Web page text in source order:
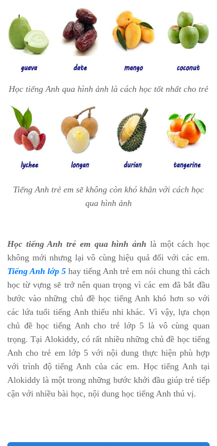
Học tiếng Anh qua hình ảnh là cách học tốt nhất cho trẻ
Tiếng Anh trẻ em sẽ không còn khó khăn với cách học
qua hình ảnh
Học tiếng Anh trẻ em qua hình ảnh là một cách học
không mới nhưng lại vô cùng hiệu quả đối với các em.
Tiếng Anh lớp 5 hay tiếng Anh trẻ em nói chung thì cách
học từ vựng sẽ trở nên quan trọng vì các em đã bắt đầu
bước vào những chủ đề học tiếng Anh khó hơn so với
các lứa tuổi tiếng Anh thiếu nhi khác. Vì vậy, lựa chọn
chủ đề học tiếng Anh cho trẻ lớp 5 là vô cùng quan
trọng. Tại Alokiddy, có rất nhiều những chủ đề học tiếng
Anh cho trẻ em lớp 5 với nội dung thực hiện phù hợp
với trình độ tiếng Anh của các em. Học tiếng Anh tại
Alokiddy là một trong những bước khởi đầu giúp trẻ tiếp
cận với nhiều bài học, nội dung học tiếng Anh thú vị.